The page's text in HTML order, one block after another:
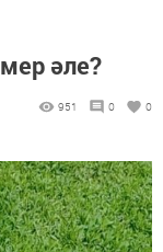
әле?
951 0 0